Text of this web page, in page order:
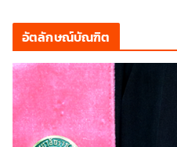
อัตลักษณ์บัณฑิต